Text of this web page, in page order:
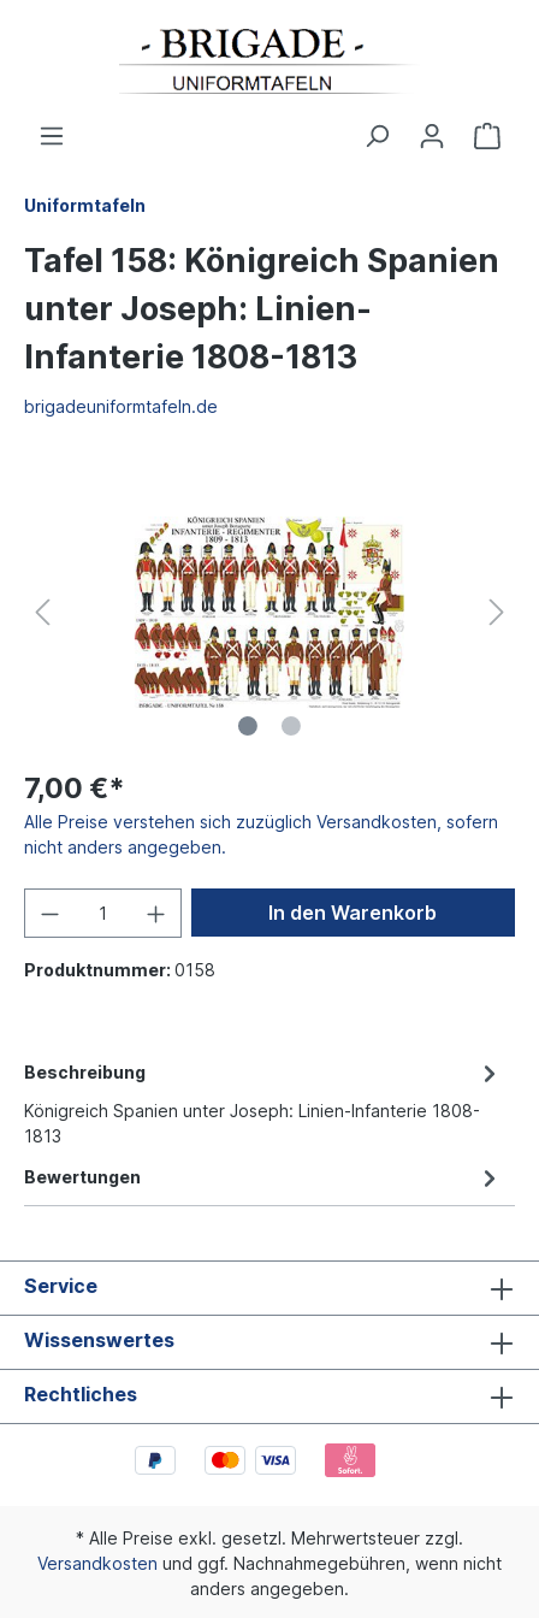
Uniformtafeln
Tafel 158: Königreich Spanien
unter Joseph: Linien-
Infanterie 1808-1813
brigadeuniformtafeln.de
7,00 €*
Alle Preise verstehen sich zuzüglich Versandkosten, sofern
nicht anders angegeben.
In den Warenkorb
Produktnummer: 0158
Beschreibung
Königreich Spanien unter Joseph: Linien-Infanterie 1808-
1813
Bewertungen
Service
Wissenswertes
Rechtliches
* Alle Preise exkl. gesetzl. Mehrwertsteuer zzgl.
Versandkosten und ggf. Nachnahmegebühren, wenn nicht
anders angegeben.